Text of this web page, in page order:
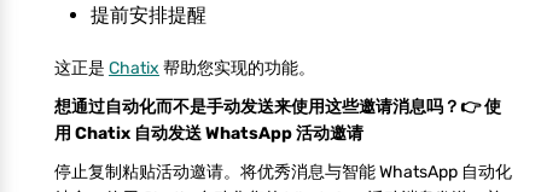
提前安排提醒
这正是 Chatix 帮助您实现的功能。
想通过自动化而不是手动发送来使用这些邀请消息吗？👉 使
用 Chatix 自动发送 WhatsApp 活动邀请
停止复制粘贴活动邀请。将优秀消息与智能 WhatsApp 自动化